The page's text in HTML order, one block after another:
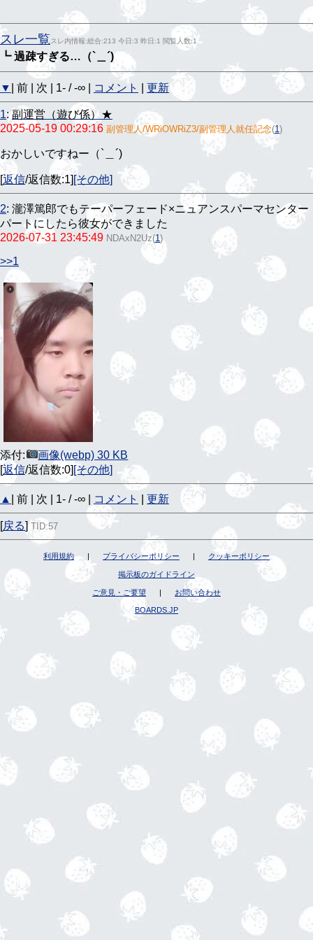
スレ一覧 スレ内情報:総合:213 今日:3 昨日:1 閲覧人数:1
┗ 過疎すぎる…（`＿´)
▼ | 前 | 次 | 1- / -∞ | コメント 更新
1:副運営（遊び係）★
2025-05-19 00:29:16 副管理人/WRiOWRiZ3/副管理人就任記念(1)
おかしいですねー（`＿´)
[返信/返信数:1] [その他]
2: 瀧澤篤郎でもテーパーフェード×ニュアンスパーマセンター
パートにしたら彼女ができました
2026-07-31 23:45:49 NDAxN2Uz(1)
>>1
添付:
画像(webp) 30 KB
[返信/返信数:0] [その他]
▲ | 前 | 次 | 1- / -∞ | コメント 更新
[戻る]TID:57
利用規約 | プライバシーポリシー | クッキーポリシー
掲示板のガイドライン
ご意見・ご要望 | お問い合わせ
BOARDS.JP